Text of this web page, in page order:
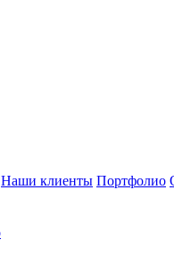
Наши клиенты Портфолио